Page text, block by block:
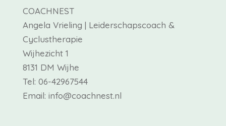
COACHNEST
Angela Vrieling | Leiderschapscoach &
Cyclustherapie
Wijhezicht 1
8131 DM Wijhe
Tel: 06-42967544
Email: info@coachnest.nl